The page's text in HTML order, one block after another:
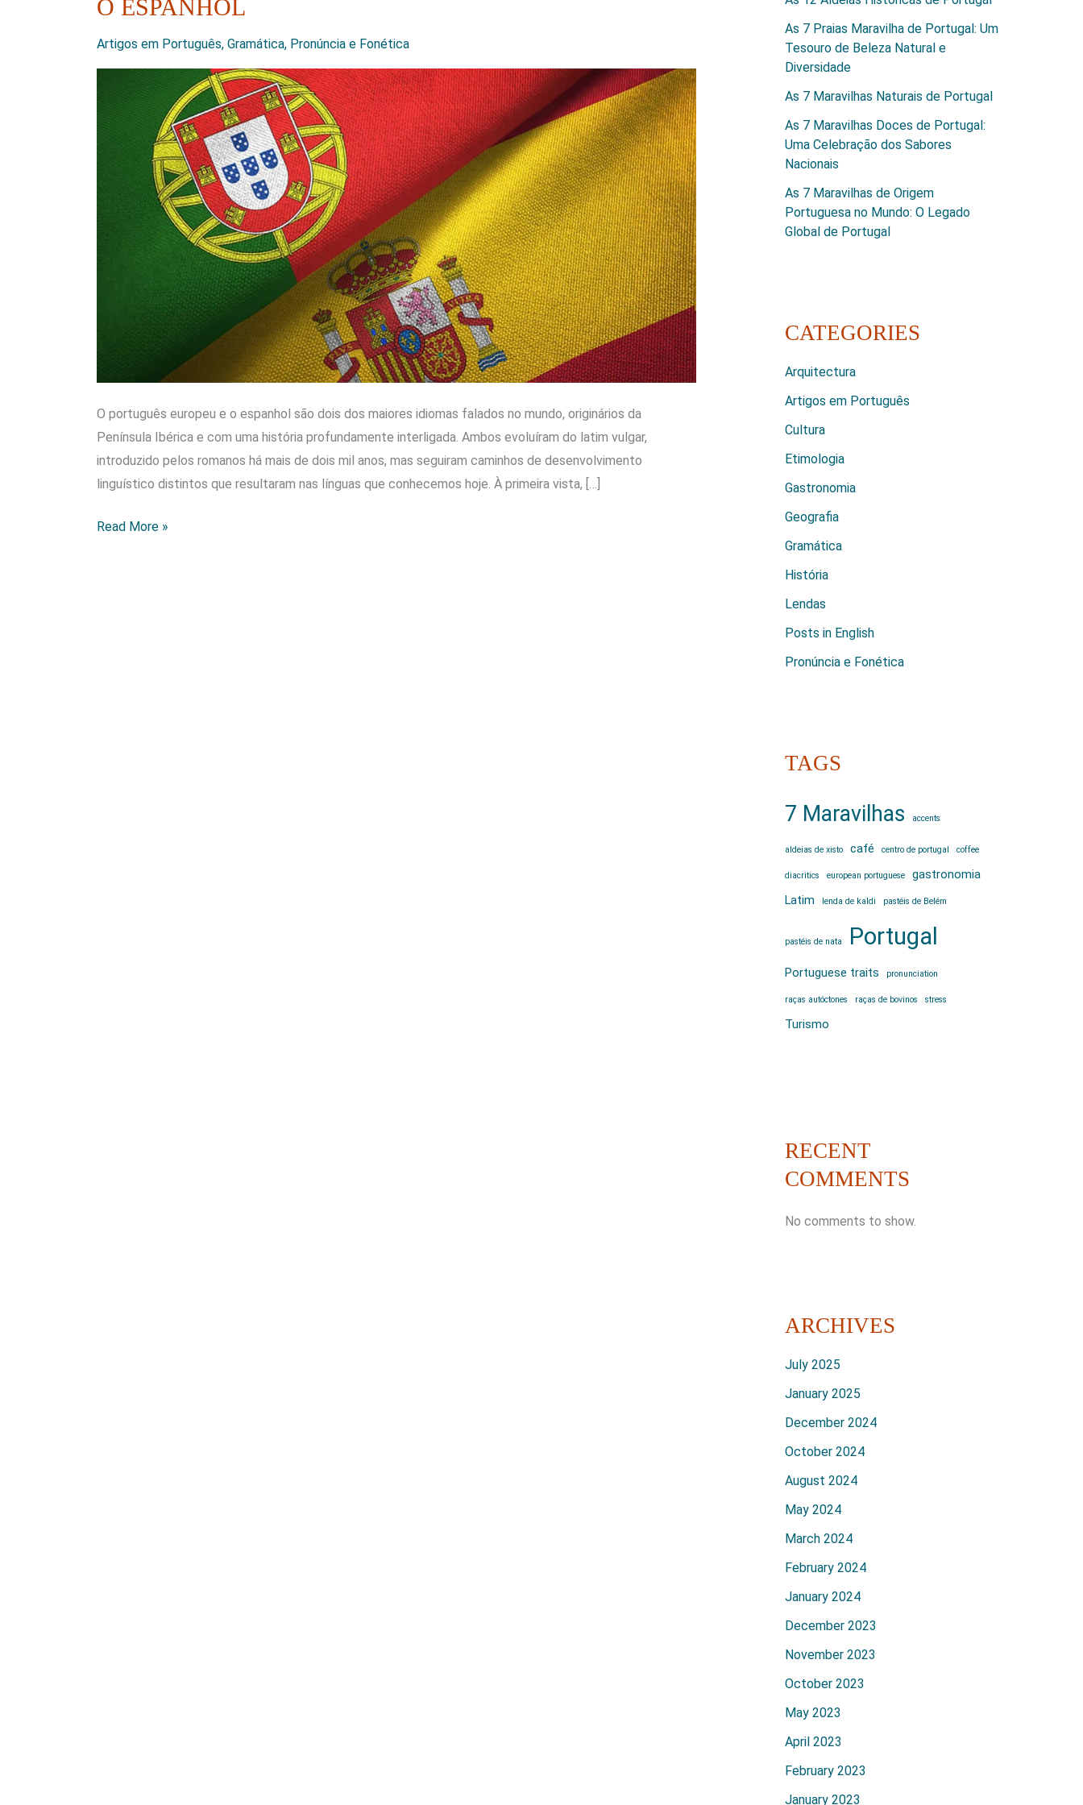
O ESPANHOL
Artigos em Português, Gramática, Pronúncia e Fonética
O português europeu e o espanhol são dois dos maiores idiomas falados no mundo, originários da
Península Ibérica e com uma história profundamente interligada. Ambos evoluíram do latim vulgar,
introduzido pelos romanos há mais de dois mil anos, mas seguiram caminhos de desenvolvimento
linguístico distintos que resultaram nas línguas que conhecemos hoje. À primeira vista, […]
As
Read More »
As 7 Praias Maravilha de Portugal: Um
Tesouro de Beleza Natural e
Diversidade
As 7 Maravilhas Naturais de Portugal
As 7 Maravilhas Doces de Portugal:
Uma Celebração dos Sabores
Nacionais
As 7 Maravilhas de Origem
Portuguesa no Mundo: O Legado
Global de Portugal
CATEGORIES
Arquitectura
Artigos em Português
Cultura
Etimologia
Gastronomia
Geografia
Gramática
História
Lendas
Posts in English
Pronúncia e Fonética
TAGS
7 Maravilhas accents
aldeias de xisto café centro de portugal coffee
diacritics european portuguese
gastronomia
Latim
lenda de kaldi pastéis de Belém
pastéis de nata Portugal
Portuguese traits pronunciation
raças autóctones raças de bovinos stress
Turismo
RECENT
COMMENTS
No comments to show.
ARCHIVES
July 2025
January 2025
December 2024
October 2024
August 2024
May 2024
March 2024
February 2024
January 2024
December 2023
November 2023
October 2023
May 2023
April 2023
February 2023
January 2023